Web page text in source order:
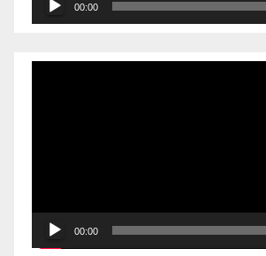
00:00
00:00